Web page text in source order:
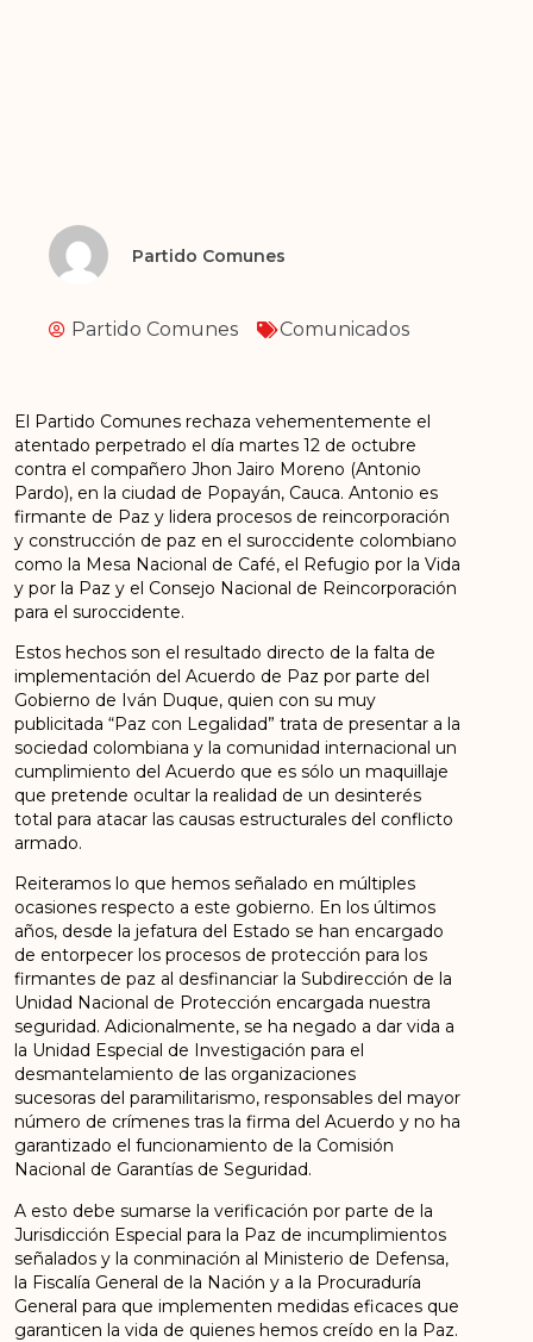
Partido Comunes
Partido Comunes Comunicados
El Partido Comunes rechaza vehementemente el
atentado perpetrado el día martes 12 de octubre
contra el compañero Jhon Jairo Moreno (Antonio
Pardo), en la ciudad de Popayán, Cauca. Antonio es
firmante de Paz y lidera procesos de reincorporación
y construcción de paz en el suroccidente colombiano
como la Mesa Nacional de Café, el Refugio por la Vida
y por la Paz y el Consejo Nacional de Reincorporación
para el suroccidente.
Estos hechos son el resultado directo de la falta de
implementación del Acuerdo de Paz por parte del
Gobierno de Iván Duque, quien con su muy
publicitada “Paz con Legalidad” trata de presentar a la
sociedad colombiana y la comunidad internacional un
cumplimiento del Acuerdo que es sólo un maquillaje
que pretende ocultar la realidad de un desinterés
total para atacar las causas estructurales del conflicto
armado.
Reiteramos lo que hemos señalado en múltiples
ocasiones respecto a este gobierno. En los últimos
años, desde la jefatura del Estado se han encargado
de entorpecer los procesos de protección para los
firmantes de paz al desfinanciar la Subdirección de la
Unidad Nacional de Protección encargada nuestra
seguridad. Adicionalmente, se ha negado a dar vida a
la Unidad Especial de Investigación para el
desmantelamiento de las organizaciones
sucesoras del paramilitarismo, responsables del mayor
número de crímenes tras la firma del Acuerdo y no ha
garantizado el funcionamiento de la Comisión
Nacional de Garantías de Seguridad.
A esto debe sumarse la verificación por parte de la
Jurisdicción Especial para la Paz de incumplimientos
señalados y la conminación al Ministerio de Defensa,
la Fiscalía General de la Nación y a la Procuraduría
General para que implementen medidas eficaces que
garanticen la vida de quienes hemos creído en la Paz.